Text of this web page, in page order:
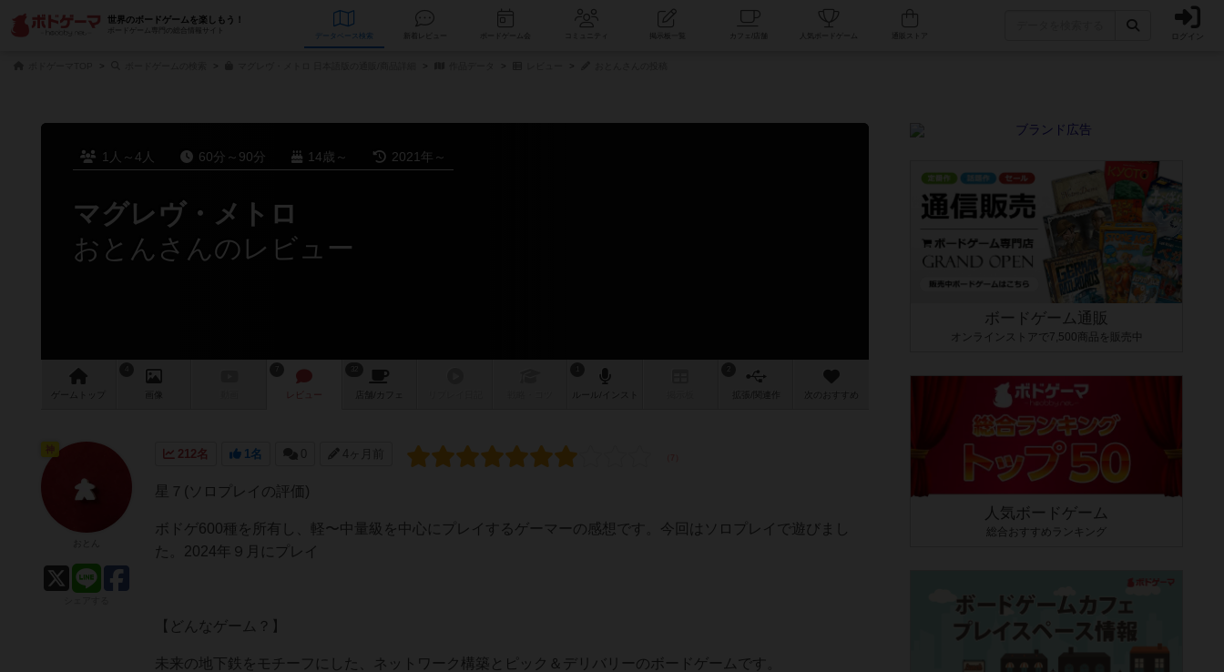
世界のボードゲームを楽しもう！
ボードゲーム専門の総合情報サイト
データベース コミュニティ 人気ボードゲーム ログイン
1人～4人 60分～90分 14歳～ 2021年～
マグレヴ・メトロ
おとんさんのレビュー
ゲーム 画像 レビュー 店舗/ カフェ 作 次のおすすめ
212名 1名 0 4ヶ月前
星７(ソロプレイの評価)
ボドゲ600種を所有し、軽〜中量級を中心にプレイするゲーマーの感想です。今回はソロプレイで遊びまし
た。2024年９月にプレイ
【どんなゲーム？】
未来の地下鉄をモチーフにした、ネットワーク構築とピック＆デリバリーのボードゲームです。
ボードゲーム通販
オンラインストアで7,500商品を販売中
人気ボードゲーム
総合おすすめランキング